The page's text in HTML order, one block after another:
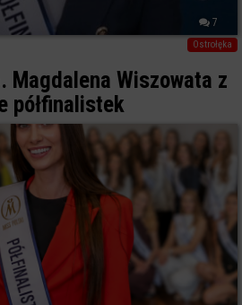
7
Ostrołęka
Wiszowata z
półfinalistek